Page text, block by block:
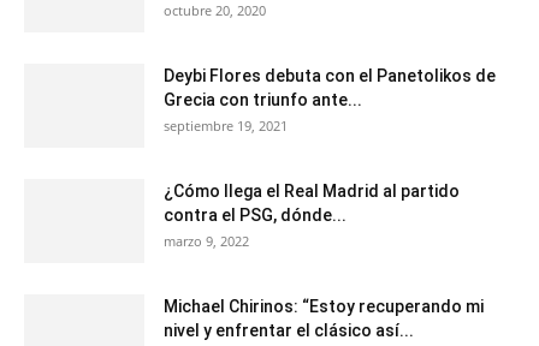
octubre 20, 2020
Deybi Flores debuta con el Panetolikos de
Grecia con triunfo ante...
septiembre 19, 2021
¿Cómo llega el Real Madrid al partido
contra el PSG, dónde...
marzo 9, 2022
Michael Chirinos: “Estoy recuperando mi
nivel y enfrentar el clásico así...